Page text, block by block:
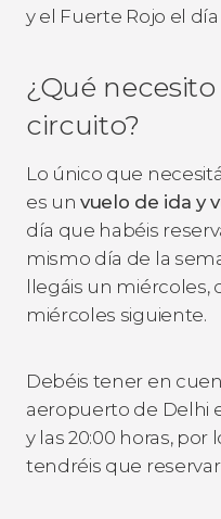
y el Fuerte Rojo el día
¿Qué
circuito?
Lo único que
es unvuelo de ida y
día que habéis
mismo día de la
llegáis un miércoles,
miércoles siguiente.
Debéis tener en
aeropuerto de Delhi
y las 20:00 horas,
tendréis que